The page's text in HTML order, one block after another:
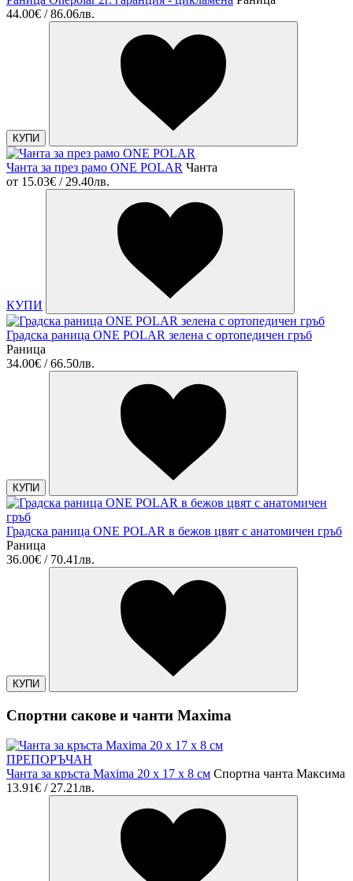
44.00€ / 86.06лв.
КУПИ
Чанта за през рамо ONE POLAR Чанта
от 15.03€ / 29.40лв.
КУПИ
Градска раница ONE POLAR зелена с ортопедичен гръб
Раница
34.00€ / 66.50лв.
КУПИ
Градска раница ONE POLAR в бежов цвят с анатомичен гръб
Раница
36.00€ / 70.41лв.
КУПИ
Спортни сакове и чанти Maxima
ПРЕПОРЪЧАН
Чанта за кръста Maxima 20 х 17 х 8 см Спортна чанта Максима
13.91€ / 27.21лв.